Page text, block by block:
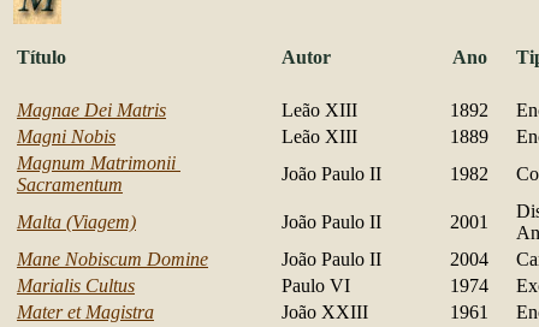
Título Autor Ano
Magnae Dei Matris Leão XIII 1892
Magni Nobis
Leão XIII 1889
Magnum Matrimonii
Sacramentum
João Paulo II 1982
Malta (Viagem) João Paulo II 2001
Mane Nobiscum Domine
João Paulo II 2004
Marialis Cultus
Paulo VI 1974
Mater et Magistra
João XXIII 1961